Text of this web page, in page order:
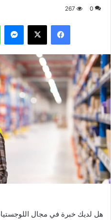
0
267
فيسبوك
هل لديك خبرة في مجال